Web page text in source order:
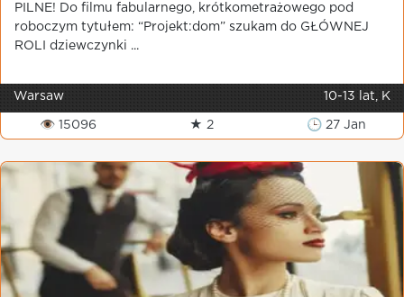
PILNE! Do filmu fabularnego, krótkometrażowego pod
roboczym tytułem: “Projekt:dom” szukam do GŁÓWNEJ
ROLI dziewczynki ...
Warsaw 10-13 lat, K
👁 15096 ★ 2 🕒 27 Jan